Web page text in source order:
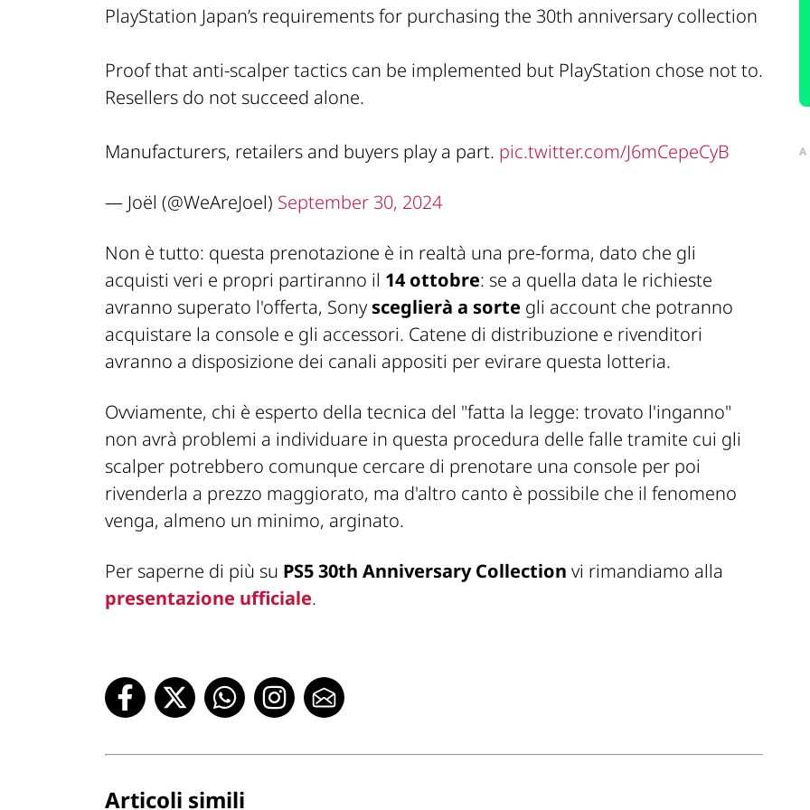
PlayStation Japan’s requirements for purchasing the 30th anniversary collection
Proof that anti-scalper tactics can be implemented but PlayStation chose not to.
Resellers do not succeed alone.
Manufacturers, retailers and buyers play a part. pic.twitter.com/J6mCepeCyB
— Joël (@WeAreJoel) September 30, 2024
Non è tutto: questa prenotazione è in realtà una pre-forma, dato che gli
acquisti veri e propri partiranno il 14 ottobre: se a quella data le richieste
avranno superato l'offerta, Sonysceglierà a sorte gli account che potranno
acquistare la console e gli accessori. Catene di distribuzione e rivenditori
avranno a disposizione dei canali appositi per evirare questa lotteria.
Ovviamente, chi è esperto della tecnica del "fatta la legge: trovato l'inganno"
non avrà problemi a individuare in questa procedura delle falle tramite cui gli
scalper potrebbero comunque cercare di prenotare una console per poi
rivenderla a prezzo maggiorato, ma d'altro canto è possibile che il fenomeno
venga, almeno un minimo, arginato.
Per saperne di più su PS5 30th Anniversary Collection vi rimandiamo alla
presentazione ufficiale.
Articoli simili